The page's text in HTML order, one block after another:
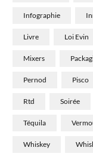
Infographie
Livre Loi Evin
Mixers
Pernod Pisco
Rtd Soirée
Téquila
Whiskey